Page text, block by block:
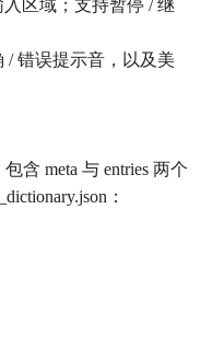
区域；支持暂停 / 继
/ 错误提示音，以及美
含 meta 与 entries 两个
：